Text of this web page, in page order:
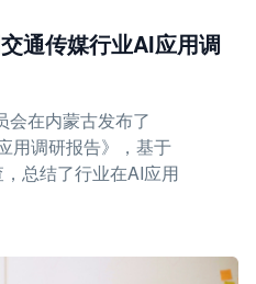
通传媒行业AI应用调
会在内蒙古发布了
用调研报告》，基于
总结了行业在AI应用